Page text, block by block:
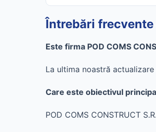
Întrebări frecvente
Este firma POD COMS
La ultima noastră
Care este obiectivul
POD COMS CONSTRUCT